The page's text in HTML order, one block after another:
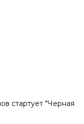
стартует "Черная